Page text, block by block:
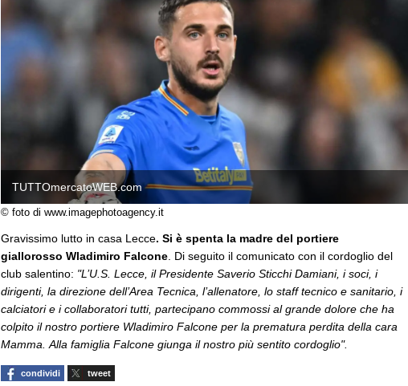
TUTTOmercatoWEB.com
© foto di www.imagephotoagency.it
Gravissimo lutto in casa Lecce. Si è spenta la madre del portiere
giallorosso Wladimiro Falcone . Di seguito il comunicato con il cordoglio del
club salentino: "L’U.S. Lecce, il Presidente Saverio Sticchi Damiani, i soci, i
dirigenti, la direzione dell’Area Tecnica, l’allenatore, lo staff tecnico e sanitario, i
calciatori e i collaboratori tutti, partecipano commossi al grande dolore che ha
colpito il nostro portiere Wladimiro Falcone per la prematura perdita della cara
Mamma. Alla famiglia Falcone giunga il nostro più sentito cordoglio".
condividi tweet